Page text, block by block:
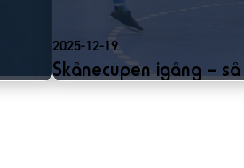
2025-12-19
Skånecupen igång –